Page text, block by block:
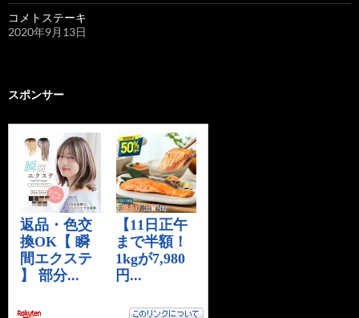
コメトステーキ
2020年9月13日
スポンサー